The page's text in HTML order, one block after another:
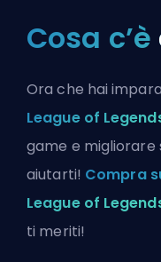
Cosa c’è
Ora che hai
League of
game e migliorare
aiutarti! Compra
League of
ti meriti!